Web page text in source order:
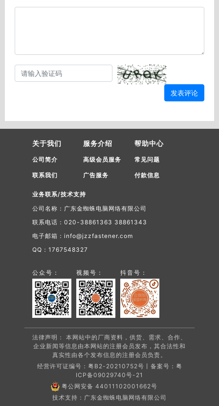
发表评论
关于我们
公司简介
联系我们
服务介绍
高级会员服务
广告服务
帮助中心
常见问题
付款信息
业务联系/技术支持
公司名称：广东金蜘蛛电脑网络有限公司
联系电话：020-38861363 38861343
电子邮箱：info@jzzfastener.com
QQ：1767548327
公众号： 视频号： 抖音号：
法律声明： 本网站中的厂商资料，供货、需求、合作、
企业新闻等信息由本网站的注册会员发布，其合法性和
真实性由各个发布信息的注册会员负责。
经营许可证编号：粤B2-20210752号丨备案号： 粤
ICP备09029740号-21
粤公网安备 44011102001662号
技术支持：广东金蜘蛛电脑网络有限公司